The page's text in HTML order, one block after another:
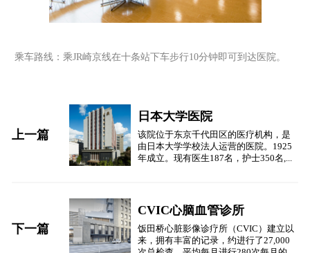
乘车路线：乘JR崎京线在十条站下车步行10分钟即可到达医院。
上一篇
日本大学医院
该院位于东京千代田区的医疗机构，是
由日本大学学校法人运营的医院。1925
年成立。现有医生187名，护士350名,...
下一篇
CVIC心脑血管诊所
饭田桥心脏影像诊疗所（CVIC）建立以
来，拥有丰富的记录，约进行了27,000